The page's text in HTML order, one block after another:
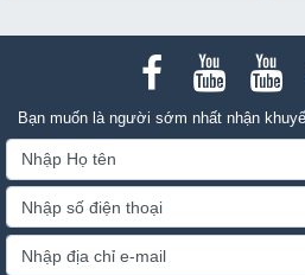
Bạn muốn là người sớm nhất nhận